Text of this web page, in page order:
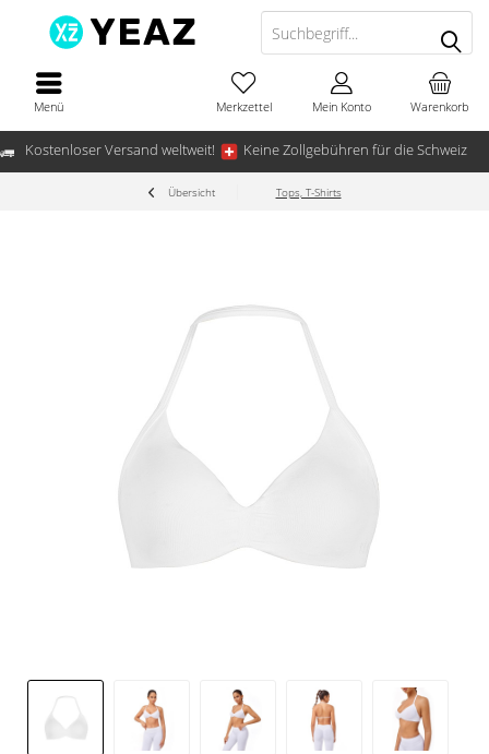
Kostenloser Versand weltweit! Keine Zollgebühren für die Schweiz
Menü Warenkorb
Merkzettel Mein Konto
Übersicht Tops, T-Shirts